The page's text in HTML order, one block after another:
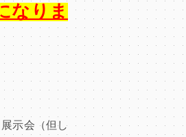
なりま
示会（但し